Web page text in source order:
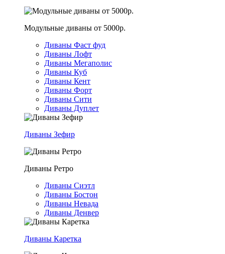
Модульные диваны от 5000р.
Диваны Фаст фуд
Диваны Лофт
Диваны Мегаполис
Диваны Куб
Диваны Кент
Диваны Форт
Диваны Сити
Диваны Дуплет
Диваны Зефир
Диваны Ретро
Диваны Сиэтл
Диваны Бостон
Диваны Невада
Диваны Денвер
Диваны Каретка